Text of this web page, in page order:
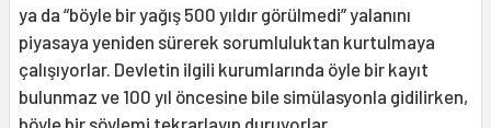
ya da “böyle bir yağış 500 yıldır görülmedi” yalanını
piyasaya yeniden sürerek sorumluluktan kurtulmaya
çalışıyorlar. Devletin ilgili kurumlarında öyle bir kayıt
bulunmaz ve 100 yıl öncesine bile simülasyonla gidilirken,